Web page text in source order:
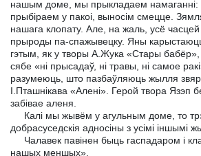
нашым доме, мы прыкладаем намаганні:
прыбіраем у пакоі, выносім смецце.
нашага клопату. Але, на жаль, усё
прыроды па-спажывецку. Яны
гэтым, як у творы А.Жука «Стары бабёр»,
сябе «ні прысадаў, ні травы, ні самое
разумеюць, што пазбаўляюць жылля
І.Пташнікава «Алені». Герой твора Язэп
забівае аленя.
Калі мы жывём у агульным доме, то
добрасуседскія адносіны з усімі іншымі
Чалавек павінен быць гаспадаром і
нашых меншых».